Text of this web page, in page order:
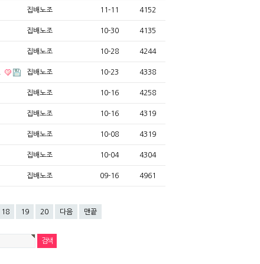
집배노조 11-11 4152
집배노조 10-30 4135
집배노조 10-28 4244
집배노조 10-23 4338
집배노조 10-16 4258
집배노조 10-16 4319
집배노조 10-08 4319
집배노조 10-04 4304
집배노조 09-16 4961
18 19 20 다음 맨끝